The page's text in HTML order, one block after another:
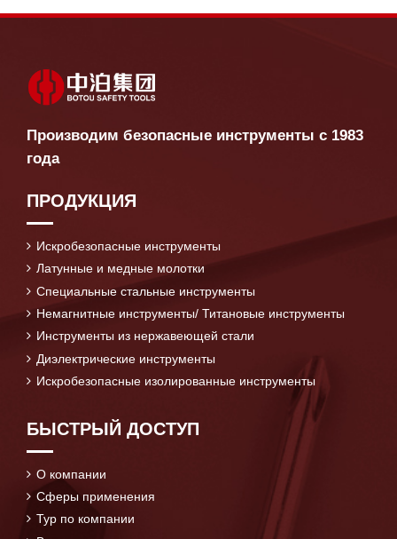
Производим безопасные инструменты с 1983
года
ПРОДУКЦИЯ
Искробезопасные инструменты
Латунные и медные молотки
Специальные стальные инструменты
Немагнитные инструменты/ Титановые инструменты
Инструменты из нержавеющей стали
Диэлектрические инструменты
Искробезопасные изолированные инструменты
БЫСТРЫЙ ДОСТУП
О компании
Сферы применения
Тур по компании